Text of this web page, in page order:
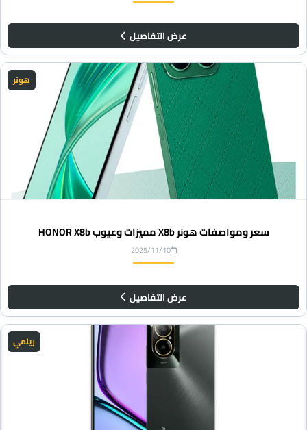
عرض التفاصيل
هونر
سعر ومواصفات هونر X8b مميزات وعيوب HONOR X8b
2025/11/10
عرض التفاصيل
ريلمي